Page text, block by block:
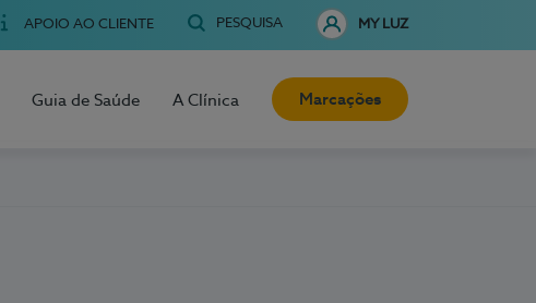
APOIO AO CLIENTE PESQUISA MY LUZ
Guia de Saúde A Clínica Marcações